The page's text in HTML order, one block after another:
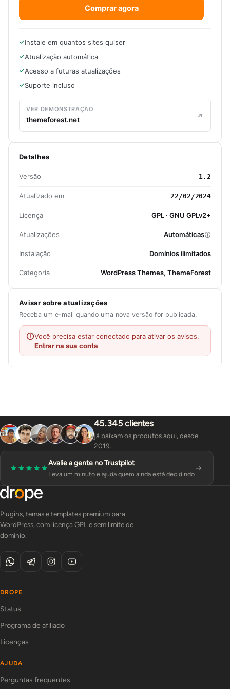
Comprar agora
Instale em quantos sites quiser
Atualização automática
Acesso a futuras atualizações
Suporte incluso
VER DEMONSTRAÇÃO
themeforest.net
Detalhes
Versão 1.2
Atualizado em 22/02/2024
Licença GPL · GNU GPLv2+
Atualizações Automáticas
Instalação Domínios ilimitados
Categoria WordPress Themes, ThemeForest
Avisar sobre atualizações
Receba um e-mail quando uma nova versão for publicada.
Você precisa estar conectado para ativar os avisos.
Entrar na sua conta
45.345 clientes
já baixam os produtos aqui, desde
2019.
Avalie a gente no Trustpilot
Leva um minuto e ajuda quem ainda está decidindo
Plugins, temas e templates premium para
WordPress, com licença GPL e sem limite de
domínio.
DROPE
Status
Programa de afiliado
Licenças
AJUDA
Perguntas frequentes